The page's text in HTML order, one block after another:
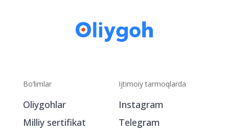
Bo‘limlar
Oliygohlar
Milliy sertifikat
Ijtimoiy tarmoqlarda
Instagram
Telegram